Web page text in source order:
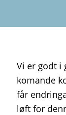
Vi er godt i
komande
får
løft for